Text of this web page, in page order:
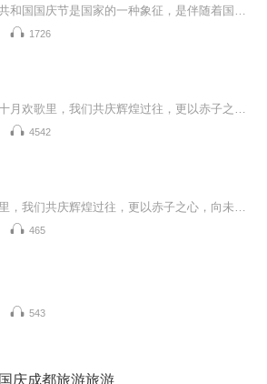
1726
4542
465
543
庆成都旅游旅游